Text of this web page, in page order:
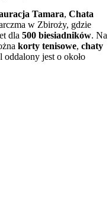
Tamara, Chata
w Zbiroży, gdzie
dla 500 biesiadników. Na
korty tenisowe, chaty
oddalony jest o około